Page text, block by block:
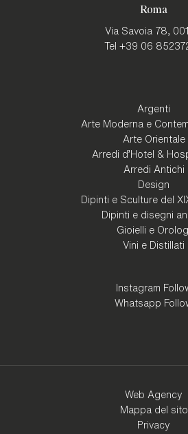
Roma
Via Savoia 78,
Tel +39 06
Argenti
Arte Moderna e
Arte Orientale
Arredi d'Hotel &
Arredi Antichi
Design
Dipinti e Sculture del
Dipinti e disegni
Gioielli e
Vini e Distillati
Instagram
Whatsapp
Web Agency
Mappa del sito
Privacy